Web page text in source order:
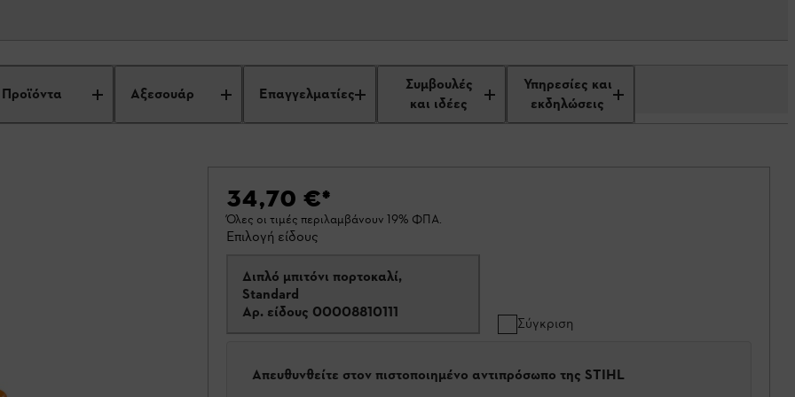
Προϊόντα Αξεσουάρ Επαγγελματίες
Συμβουλές
και ιδέες
Υπηρεσίες και
εκδηλώσεις
34,70 €*
Όλες οι τιμές περιλαμβάνουν 19% ΦΠΑ.
Επιλογή είδους
Διπλό μπιτόνι πορτοκαλί,
Standard
Αρ. είδους 00008810111
Σύγκριση
Απευθυνθείτε στον πιστοποιημένο αντιπρόσωπο της STIHL